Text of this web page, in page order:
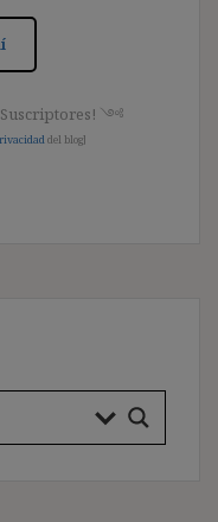
Suscriptores! ༺
del blog]